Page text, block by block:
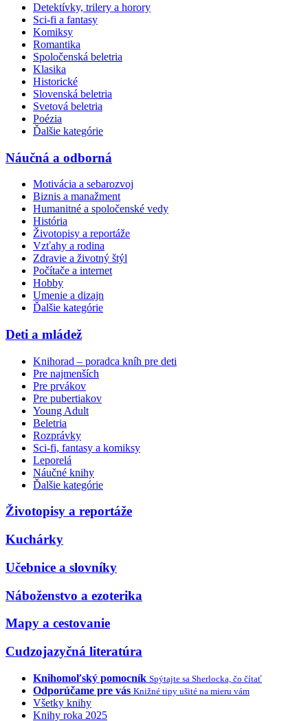
Detektívky, trilery a horory
Sci-fi a fantasy
Komiksy
Romantika
Spoločenská beletria
Klasika
Historické
Slovenská beletria
Svetová beletria
Poézia
Ďalšie kategórie
Náučná a odborná
Motivácia a sebarozvoj
Biznis a manažment
Humanitné a spoločenské vedy
História
Životopisy a reportáže
Vzťahy a rodina
Zdravie a životný štýl
Počítače a internet
Hobby
Umenie a dizajn
Ďalšie kategórie
Deti a mládež
Knihorad – poradca kníh pre deti
Pre najmenších
Pre prvákov
Pre pubertiakov
Young Adult
Beletria
Rozprávky
Sci-fi, fantasy a komiksy
Leporelá
Náučné knihy
Ďalšie kategórie
Životopisy a reportáže
Kuchárky
Učebnice a slovníky
Náboženstvo a ezoterika
Mapy a cestovanie
Cudzojazyčná literatúra
Knihomoľský pomocník Spýtajte sa Sherlocka, čo čítať
Odporúčame pre vás Knižné tipy ušité na mieru vám
Všetky knihy
Knihy roka 2025